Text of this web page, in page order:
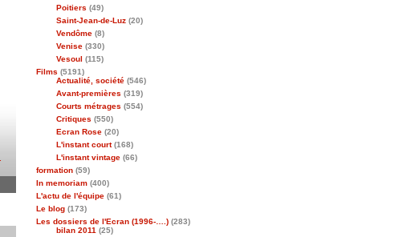
Poitiers (49)
Saint-Jean-de-Luz (20)
Vendôme (8)
Venise (330)
Vesoul (115)
Films (5191)
Actualité, société (546)
Avant-premières (319)
Courts métrages (554)
Critiques (550)
Ecran Rose (20)
L'instant court(168)
L'instant vintage (66)
formation (59)
In memoriam (400)
L'actu de l'équipe (61)
Le blog (173)
Les dossiers de l'Ecran (1996-….) (283)
bilan 2011 (25)